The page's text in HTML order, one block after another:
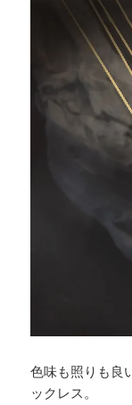
色味も照りも良
ックレス。